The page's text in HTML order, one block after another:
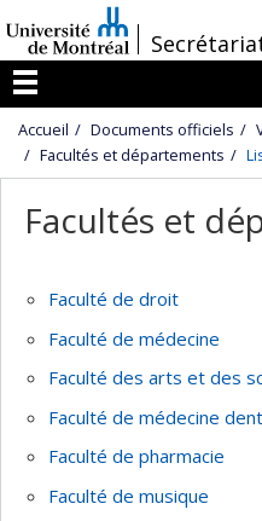
au
contenu
/
Menu
Accueil Documents officiels
Facultés et départements
Facultés et
Faculté de droit
Faculté de médecine
Faculté des arts et des
Faculté de médecine
Faculté de pharmacie
Faculté de musique